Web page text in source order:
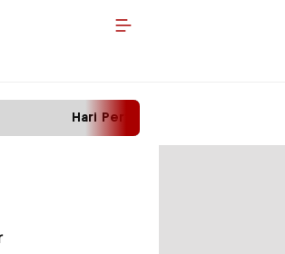
Bertugas, Kapolres Malang Temui